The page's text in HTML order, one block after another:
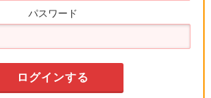
パスワード